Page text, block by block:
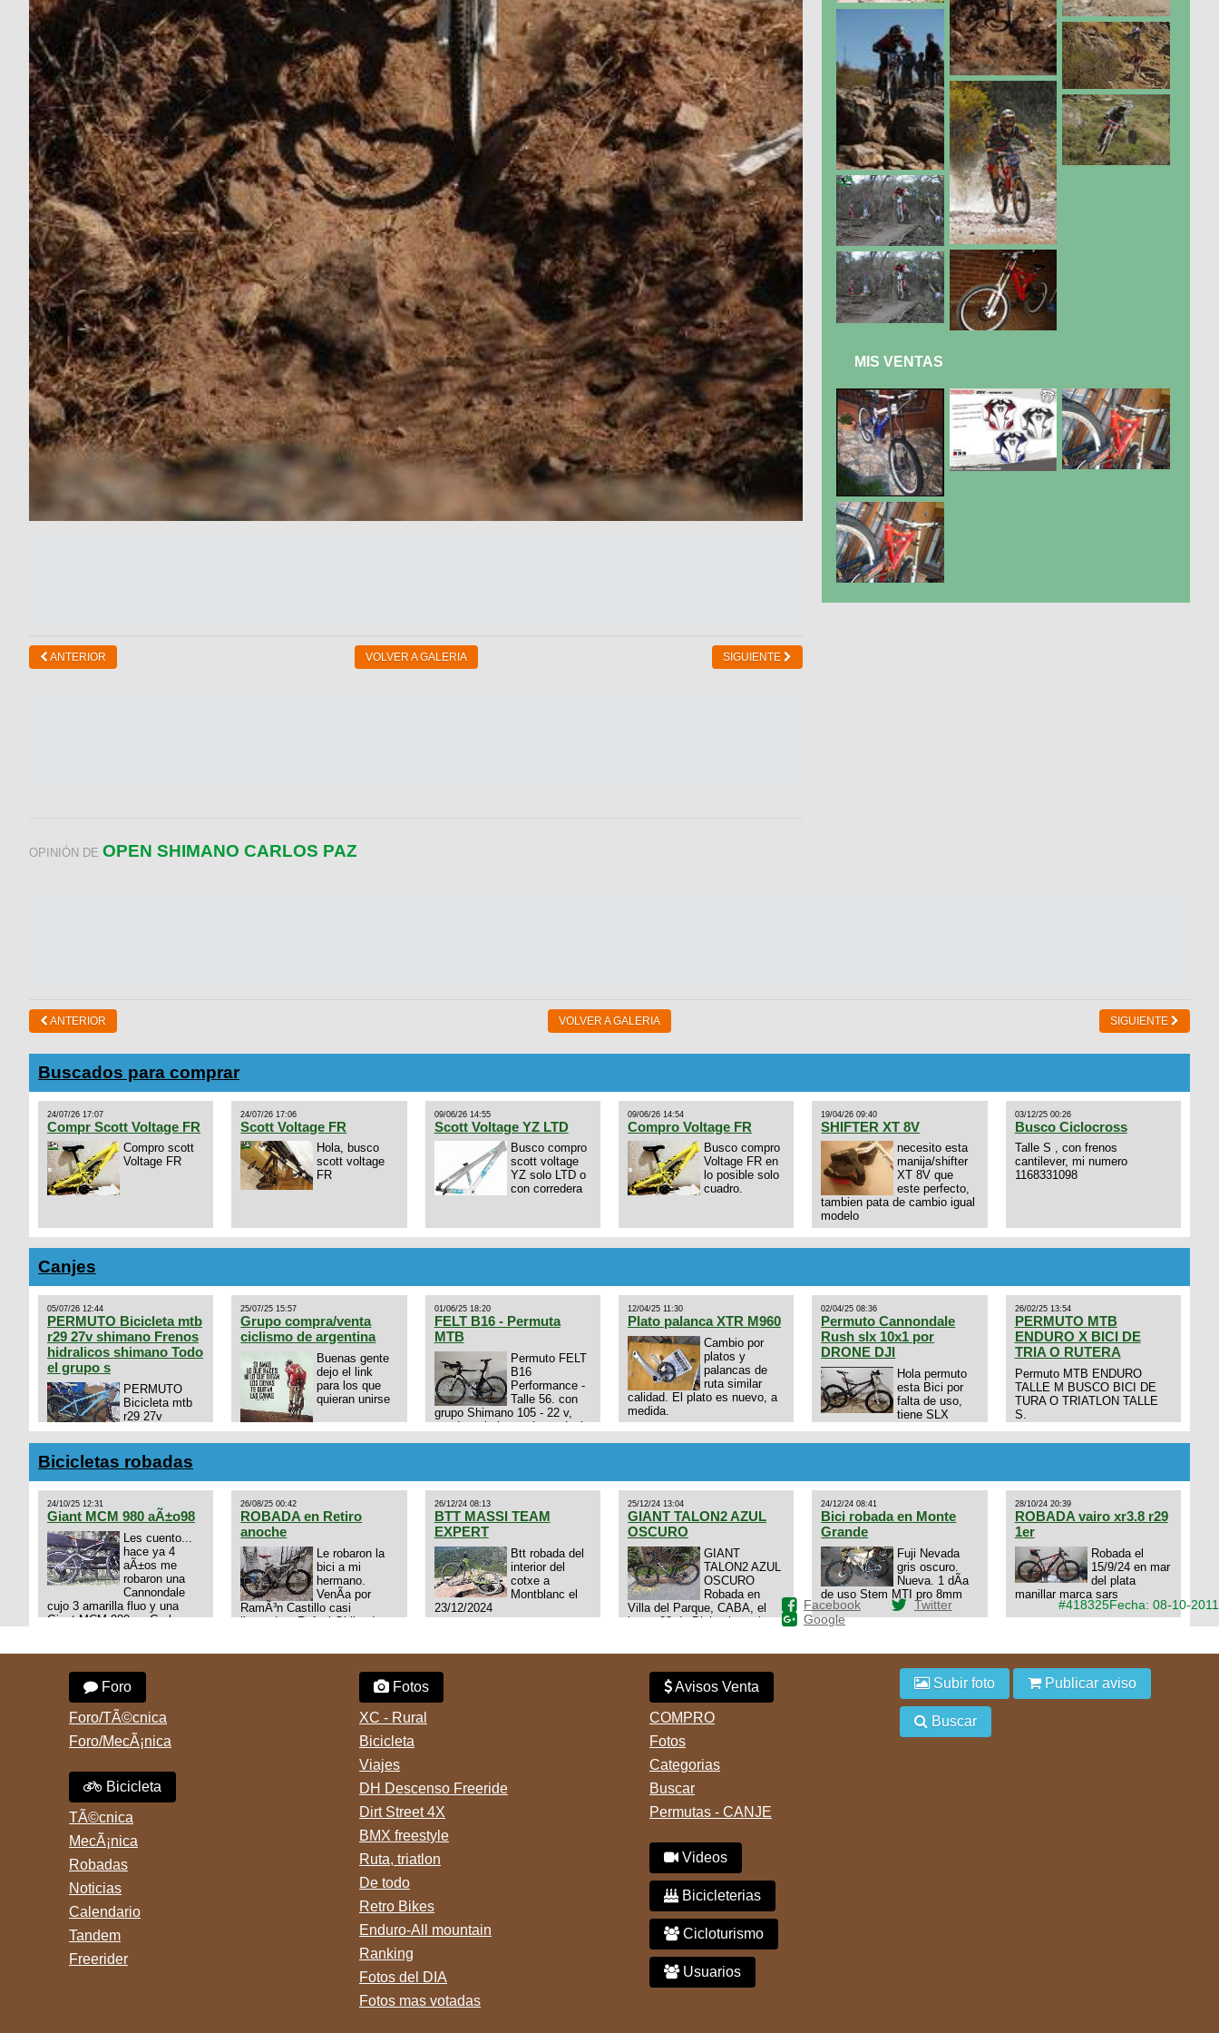
Facebook
Twitter
Google
#418325Fecha: 08-10-2011
ANTERIOR VOLVER A GALERIA SIGUIENTE
OPINIÓN DE OPEN SHIMANO CARLOS PAZ
MIS VENTAS
ANTERIOR VOLVER A GALERIA SIGUIENTE
Buscados para comprar
24/07/26 17:07
Compr Scott Voltage FR
Compro scott
Voltage FR
24/07/26 17:06
Scott Voltage FR
Hola, busco
scott voltage
FR
09/06/26 14:55
Scott Voltage YZ LTD
Busco compro
scott voltage
YZ solo LTD o
con corredera
09/06/26 14:54
Compro Voltage FR
Busco compro
Voltage FR en
lo posible solo
cuadro.
19/04/26 09:40
SHIFTER XT 8V
necesito esta
manija/shifter
XT 8V que
este perfecto,
tambien pata de cambio igual
modelo
03/12/25 00:26
Busco Ciclocross
Talle S , con frenos
cantilever, mi numero
1168331098
Canjes
05/07/26 12:44
PERMUTO Bicicleta mtb
r29 27v shimano Frenos
hidralicos shimano Todo
el grupo s
PERMUTO
Bicicleta mtb
r29 27v
shimano
Frenos hidralicos shimano
Todo el grupo shimano Talle
s/m Permuto x pistera o ruta
talle s o m.
25/07/25 15:57
Grupo compra/venta
ciclismo de argentina
Buenas gente
dejo el link
para los que
quieran unirse
https://chat.whatsapp.com/E4N9zhVk9wHFFzK7T345Kn?
mode=ac_t
01/06/25 18:20
FELT B16 - Permuta
MTB
Permuto FELT
B16
Performance -
Talle 56. con
grupo Shimano 105 - 22 v,
cuadro: triatlon carbono dual
12/04/25 11:30
Plato palanca XTR M960
Cambio por
platos y
palancas de
ruta similar
calidad. El plato es nuevo, a
medida.
02/04/25 08:36
Permuto Cannondale
Rush slx 10x1 por
DRONE DJI
Hola permuto
esta Bici por
falta de uso,
tiene SLX
Horquilla Axon tope de gama
por drone de la marca Dji, les
interesa 3434568861 saludos
26/02/25 13:54
PERMUTO MTB
ENDURO X BICI DE
TRIA O RUTERA
Permuto MTB ENDURO
TALLE M BUSCO BICI DE
TURA O TRIATLON TALLE
S.
Bicicletas robadas
24/10/25 12:31
Giant MCM 980 aÃ±o98
Les cuento...
hace ya 4
aÃ±os me
robaron una
Cannondale
cujo 3 amarilla fluo y una
Giant MCM 980 en Gral
a Lujan. Aun conservo las
denuncias y las fotos de mis
bikes. Desde aquel momento,
no paro de entrar a diferentes
portales t
26/08/25 00:42
ROBADA en Retiro
anoche
Le robaron la
bici a mi
hermano.
VenÃ­a por
RamÃ³n Castillo casi
llegando a Rafael Obligado en
bici y se la llevaron para la
mountain BRONCO del aÃ±o
1996 rodado 26', cuadro talle
26/12/24 08:13
BTT MASSI TEAM
EXPERT
Btt robada del
interior del
cotxe a
Montblanc el
23/12/2024
25/12/24 13:04
GIANT TALON2 AZUL
OSCURO
GIANT
TALON2 AZUL
OSCURO
Robada en
Villa del Parque, CABA, el
lunes 23 de Diciembre a las
24/12/24 08:41
Bici robada en Monte
Grande
Fuji Nevada
gris oscuro.
Nueva. 1 dÃ­a
de uso Stem MTI pro 8mm
28/10/24 20:39
ROBADA vairo xr3.8 r29
1er
Robada el
15/9/24 en mar
del plata
manillar marca sars
Foro
Foro/TÃ©cnica
Foro/MecÃ¡nica
Bicicleta
TÃ©cnica
MecÃ¡nica
Robadas
Noticias
Calendario
Tandem
Freerider
Fotos
XC - Rural
Bicicleta
Viajes
DH Descenso Freeride
Dirt Street 4X
BMX freestyle
Ruta, triatlon
De todo
Retro Bikes
Enduro-All mountain
Ranking
Fotos del DIA
Fotos mas votadas
Avisos Venta
COMPRO
Fotos
Categorias
Buscar
Permutas - CANJE
Videos
Bicicleterias
Cicloturismo
Usuarios
Subir foto Publicar aviso
Buscar